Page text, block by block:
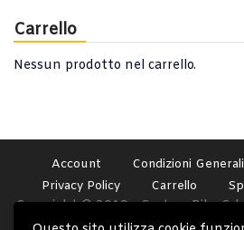
Carrello
Nessun prodotto nel carrello.
Account Condizioni Generali
Privacy Policy
Carrello
Copyright © 2019 - System Bike Srl